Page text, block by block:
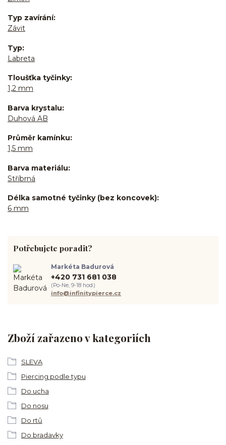
Typ zavírání
Závit
Typ
Labreta
Tloušťka tyčinky
1,2 mm
Barva krystalu
Duhová AB
Průměr kamínku
1,5 mm
Barva materiálu
Stříbrná
Délka samotné tyčinky (bez koncovek)
6 mm
Zboží zařazeno v kategoriích
SLEVA
Piercing podle typu
Do ucha
Do nosu
Do rtů
Do bradavky
Potřebujete poradit?
Markéta Badurová
+420 731 681 038
(Po-Ne, 9-18 hod.)
info@infinitypierce.cz